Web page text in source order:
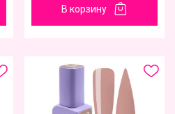
В корзину